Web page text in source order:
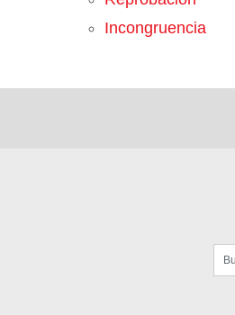
Incongruencia